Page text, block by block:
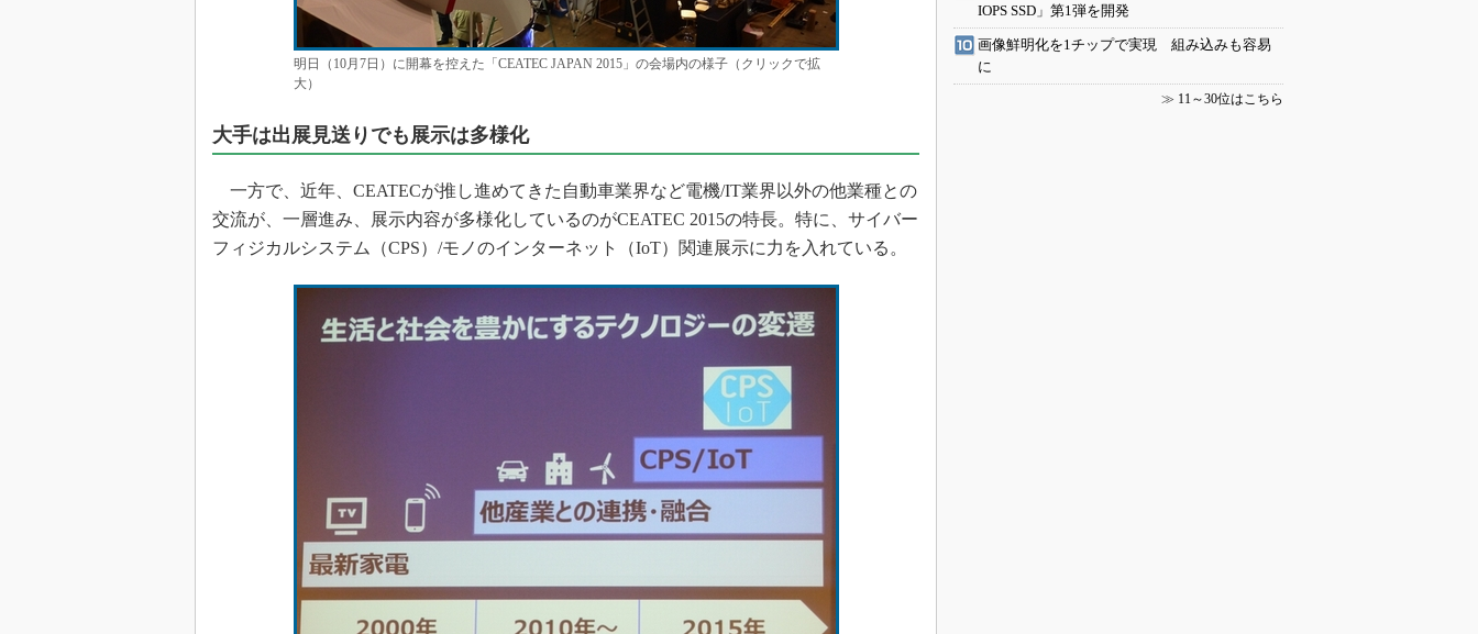
明日（10月7日）に開幕を控えた「CEATEC JAPAN 2015」の会場内の様子（クリックで拡
大）
大手は出展見送りでも展示は多様化
一方で、近年、CEATECが推し進めてきた自動車業界など電機/IT業界以外の他業種との
交流が、一層進み、展示内容が多様化しているのがCEATEC 2015の特長。特に、サイバー
フィジカルシステム（CPS）/モノのインターネット（IoT）関連展示に力を入れている。
IOPS SSD」第1弾を開発
画像鮮明化を1チップで実現 組み込みも容易
に
≫ 11～30位はこちら